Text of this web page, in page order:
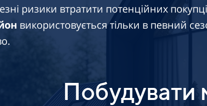
ризики втратити потенційних
використовується тільки в певний
Побудувати